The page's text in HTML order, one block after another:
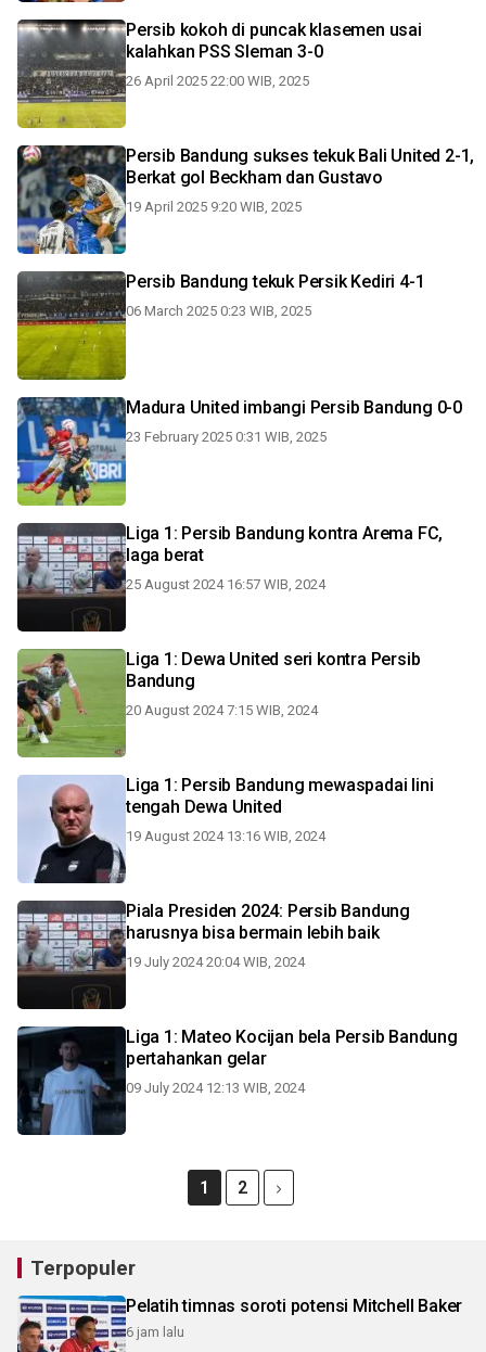
Persib kokoh di puncak klasemen usai
kalahkan PSS Sleman 3-0
26 April 2025 22:00 WIB, 2025
Persib Bandung sukses tekuk Bali United 2-1,
Berkat gol Beckham dan Gustavo
19 April 2025 9:20 WIB, 2025
Persib Bandung tekuk Persik Kediri 4-1
06 March 2025 0:23 WIB, 2025
Madura United imbangi Persib Bandung 0-0
23 February 2025 0:31 WIB, 2025
Liga 1: Persib Bandung kontra Arema FC,
laga berat
25 August 2024 16:57 WIB, 2024
Liga 1: Dewa United seri kontra Persib
Bandung
20 August 2024 7:15 WIB, 2024
Liga 1: Persib Bandung mewaspadai lini
tengah Dewa United
19 August 2024 13:16 WIB, 2024
Piala Presiden 2024: Persib Bandung
harusnya bisa bermain lebih baik
19 July 2024 20:04 WIB, 2024
Liga 1: Mateo Kocijan bela Persib Bandung
pertahankan gelar
09 July 2024 12:13 WIB, 2024
1 2
Terpopuler
Pelatih timnas soroti potensi Mitchell Baker
6 jam lalu